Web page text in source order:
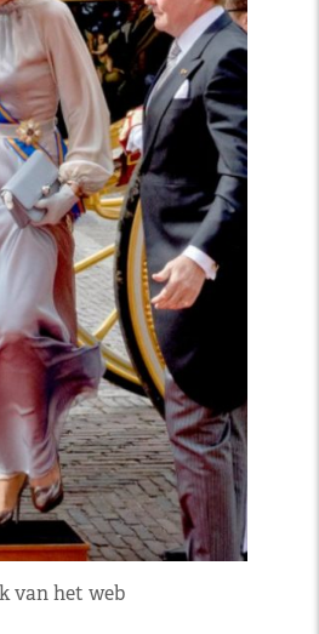
van het web